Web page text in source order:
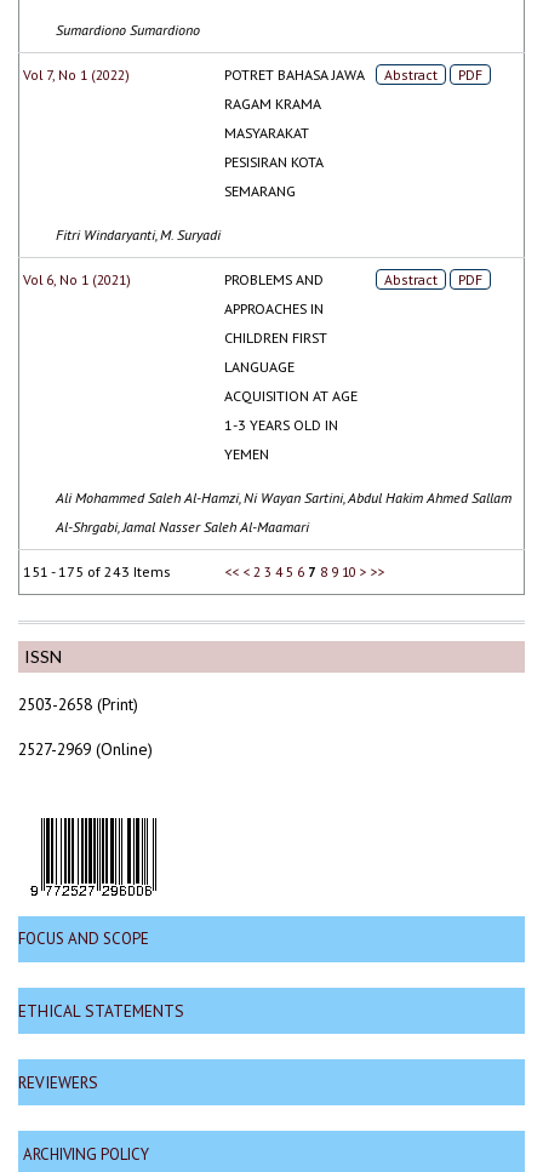
ISSN
2503-2658 (Print)
2527-2969 (Online)
FOCUS AND SCOPE
ETHICAL STATEMENTS
REVIEWERS
ARCHIVING POLICY
Sumardiono Sumardiono
Vol 7, No 1 (2022)
POTRET BAHASA JAWA
RAGAM KRAMA
MASYARAKAT
PESISIRAN KOTA
SEMARANG
Abstract PDF
Fitri Windaryanti, M. Suryadi
Vol 6, No 1 (2021)
PROBLEMS AND
APPROACHES IN
CHILDREN FIRST
LANGUAGE
ACQUISITION AT AGE
1-3 YEARS OLD IN
YEMEN
Abstract PDF
Ali Mohammed Saleh Al-Hamzi, Ni Wayan Sartini, Abdul Hakim Ahmed Sallam
Al-Shrgabi, Jamal Nasser Saleh Al-Maamari
151 - 175 of 243 Items << < 2 3 4 5 6 7 8 9 10 > >>